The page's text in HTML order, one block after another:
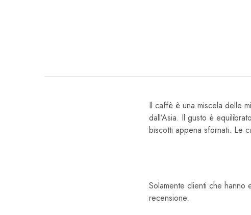
Il caffè è una miscela delle
dall’Asia. Il gusto è
biscotti appena sfornati. Le
Solamente clienti che
recensione.